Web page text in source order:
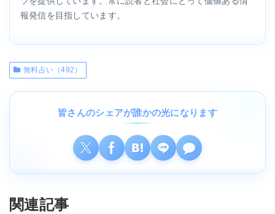
報発信を目指しています。
無料占い（492）
皆さんのシェアが誰かの光になります
関連記事